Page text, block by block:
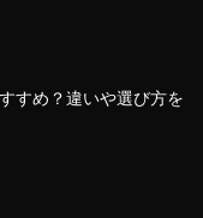
すめ？違いや選び方を